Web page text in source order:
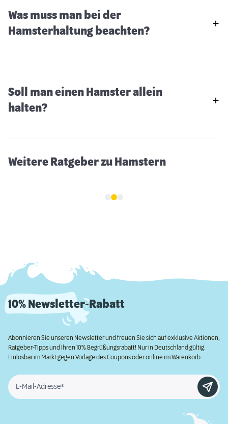
Was muss man bei der
Hamsterhaltung beachten?
Soll man einen Hamster allein
halten?
Weitere Ratgeber zu Hamstern
Hamsterhaltung
10% Newsletter-Rabatt
Abonnieren Sie unseren Newsletter und freuen Sie sich auf exklusive Aktionen,
Ratgeber-Tipps und Ihren 10% Begrüßungsrabatt! Nur in Deutschland gültig.
Einlösbar im Markt gegen Vorlage des Coupons oder online im Warenkorb.
E-Mail-Adresse*